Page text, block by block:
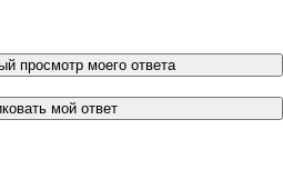
просмотр моего ответа
мой ответ